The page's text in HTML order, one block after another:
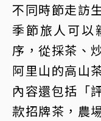
不同時節走訪
季節旅人可以
序，從採茶、
阿里山的高山
內容還包括「
款招牌茶，農